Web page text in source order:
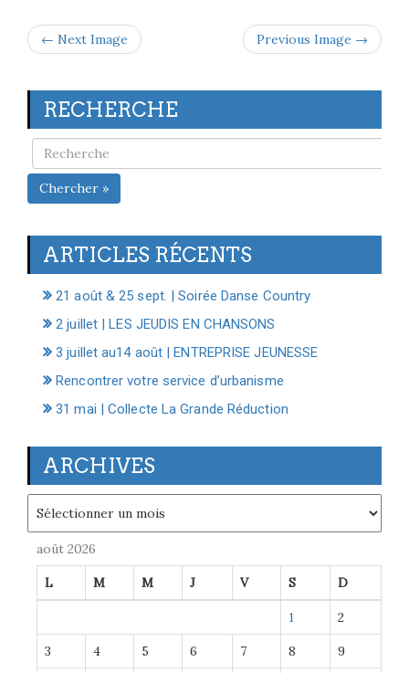
← Next Image Previous Image →
RECHERCHE
Chercher »
ARTICLES RÉCENTS
21 août & 25 sept. | Soirée Danse Country
2 juillet | LES JEUDIS EN CHANSONS
3 juillet au14 août | ENTREPRISE JEUNESSE
Rencontrer votre service d’urbanisme
31 mai | Collecte La Grande Réduction
ARCHIVES
août 2026
L M M J V S D
1 2
3 4 5 6 7 8 9